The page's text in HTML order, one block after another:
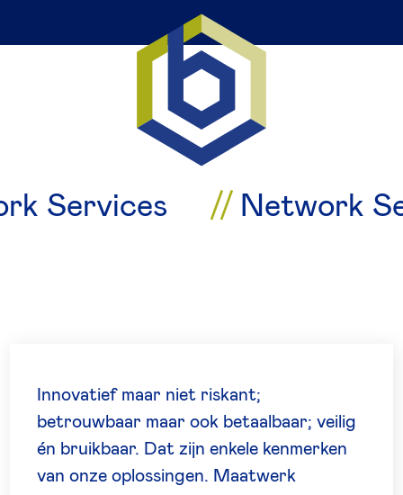
Services Network
Innovatief maar niet riskant;
betrouwbaar maar ook betaalbaar; veilig
én bruikbaar. Dat zijn enkele kenmerken
van onze oplossingen. Maatwerk